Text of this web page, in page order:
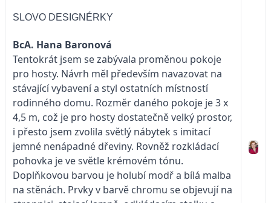
SLOVO DESIGNÉRKY
BcA. Hana Baronová
Tentokrát jsem se zabývala proměnou pokoje
pro hosty. Návrh měl především navazovat na
stávající vybavení a styl ostatních místností
rodinného domu. Rozměr daného pokoje je 3 x
4,5 m, což je pro hosty dostatečně velký prostor,
i přesto jsem zvolila světlý nábytek s imitací
jemné nenápadné dřeviny. Rovněž rozkládací
pohovka je ve světle krémovém tónu.
Doplňkovou barvou je holubí modř a bílá malba
na stěnách. Prvky v barvě chromu se objevují na